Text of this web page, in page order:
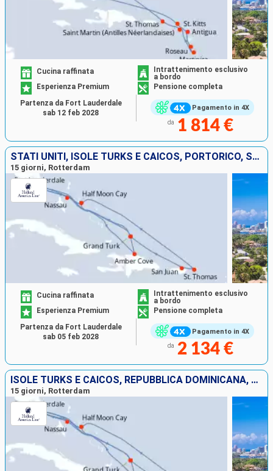
Pagamento in 4X
Cucina raffinata
Intrattenimento esclusivo
a bordo
Esperienza Premium
Pensione completa
da 1 814 €
Partenza da Fort Lauderdale
sab 12 feb 2028
STATI UNITI, ISOLE TURKS E CAICOS, PORTORICO, SAINT THOMAS, BAHAMAS, REPUBBLICA DOMINICANA
15 giorni, Rotterdam
Pagamento in 4X
Cucina raffinata
Intrattenimento esclusivo
a bordo
Esperienza Premium
Pensione completa
da 2 134 €
Partenza da Fort Lauderdale
sab 05 feb 2028
ISOLE TURKS E CAICOS, REPUBBLICA DOMINICANA, STATI UNITI, PORTORICO, SAINT THOMAS, BAHAMAS
15 giorni, Rotterdam